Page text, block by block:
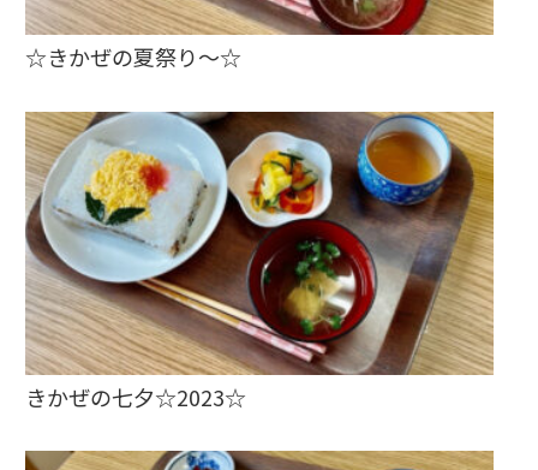
☆きかぜの夏祭り～☆
きかぜの七夕☆2023☆